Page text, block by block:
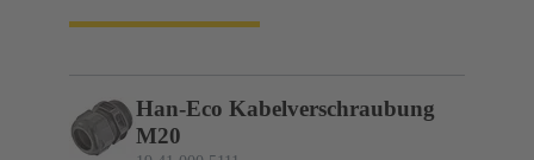
Han-Eco Kabelverschraubung
M20